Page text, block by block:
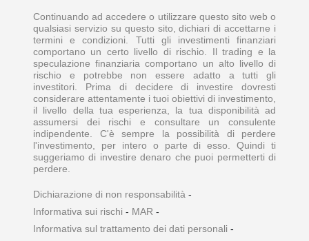
Continuando ad accedere o utilizzare questo sito web o
qualsiasi servizio su questo sito, dichiari di accettarne i
termini e condizioni. Tutti gli investimenti finanziari
comportano un certo livello di rischio. Il trading e la
speculazione finanziaria comportano un alto livello di
rischio e potrebbe non essere adatto a tutti gli
investitori. Prima di decidere di investire dovresti
considerare attentamente i tuoi obiettivi di investimento,
il livello della tua esperienza, la tua disponibilità ad
assumersi dei rischi e consultare un consulente
indipendente. C'è sempre la possibilità di perdere
l'investimento, per intero o parte di esso. Quindi ti
suggeriamo di investire denaro che puoi permetterti di
perdere.
Dichiarazione di non responsabilità -
Informativa sui rischi - MAR -
Informativa sul trattamento dei dati personali -